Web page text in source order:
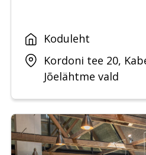
Koduleht
Kordoni tee 20,
Jõelähtme vald